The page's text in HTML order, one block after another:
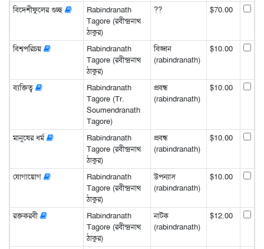
বিদেশীফুলের গুচ্ছ
Rabindranath
Tagore (রবীন্দ্রনাথ
ঠাকুর)
?? $70.00
বিশ্বপরিচয়
Rabindranath
Tagore (রবীন্দ্রনাথ
ঠাকুর)
বিজ্ঞান
(rabindranath)
$10.00
ব্যক্তিত্ব
Rabindranath
Tagore (Tr.
Soumendranath
Tagore)
প্রবন্ধ
(rabindranath)
$10.00
মানুষের ধর্ম
Rabindranath
Tagore (রবীন্দ্রনাথ
ঠাকুর)
প্রবন্ধ
(rabindranath)
$10.00
যোগায়োগ
Rabindranath
Tagore (রবীন্দ্রনাথ
ঠাকুর)
উপন্যাস
(rabindranath)
$10.00
রক্তকরবী
Rabindranath
Tagore (রবীন্দ্রনাথ
ঠাকুর)
নাটক
(rabindranath)
$12.00